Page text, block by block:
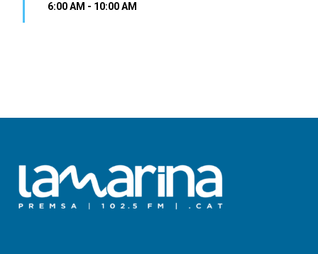
6:00 AM - 10:00 AM